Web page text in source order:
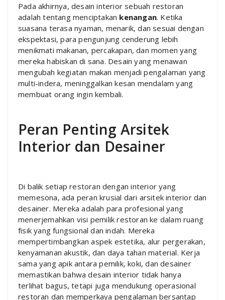
Pada akhirnya, desain interior sebuah restoran
adalah tentang menciptakan kenangan. Ketika
suasana terasa nyaman, menarik, dan sesuai dengan
ekspektasi, para pengunjung cenderung lebih
menikmati makanan, percakapan, dan momen yang
mereka habiskan di sana. Desain yang menawan
mengubah kegiatan makan menjadi pengalaman yang
multi-indera, meninggalkan kesan mendalam yang
membuat orang ingin kembali.
Peran Penting Arsitek
Interior dan Desainer
Di balik setiap restoran dengan interior yang
memesona, ada peran krusial dari arsitek interior dan
desainer. Mereka adalah para profesional yang
menerjemahkan visi pemilik restoran ke dalam ruang
fisik yang fungsional dan indah. Mereka
mempertimbangkan aspek estetika, alur pergerakan,
kenyamanan akustik, dan daya tahan material. Kerja
sama yang apik antara pemilik, koki, dan desainer
memastikan bahwa desain interior tidak hanya
terlihat bagus, tetapi juga mendukung operasional
restoran dan memperkaya pengalaman bersantap